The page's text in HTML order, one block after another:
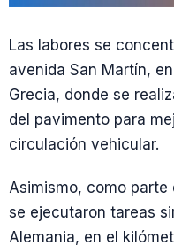
Las labores se
avenida San Martín,
Grecia, donde se
del pavimento para
circulación vehicular.
Asimismo, como parte
se ejecutaron tareas
Alemania, en el